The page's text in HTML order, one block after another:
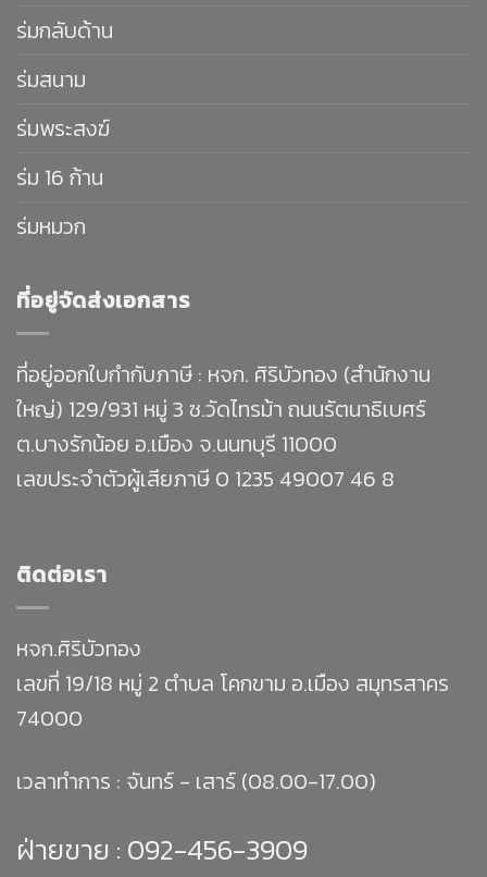
ร่มกลับด้าน
ร่มสนาม
ร่มพระสงฆ์
ร่ม 16 ก้าน
ร่มหมวก
ที่อยู่จัดส่งเอกสาร
ที่อยู่ออกใบกำกับภาษี : หจก. ศิริบัวทอง (สำนักงาน
ใหญ่) 129/931 หมู่ 3 ซ.วัดไทรม้า ถนนรัตนาธิเบศร์
ต.บางรักน้อย อ.เมือง จ.นนทบุรี 11000
เลขประจำตัวผู้เสียภาษี 0 1235 49007 46 8
ติดต่อเรา
หจก.ศิริบัวทอง
เลขที่ 19/18 หมู่ 2 ตำบล โคกขาม อ.เมือง สมุทรสาคร
74000
เวลาทำการ : จันทร์ - เสาร์ (08.00-17.00)
ฝ่ายขาย : 092-456-3909